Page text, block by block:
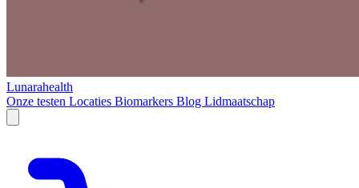
Lunarahealth
Onze testen Locaties Biomarkers Blog Lidmaatschap